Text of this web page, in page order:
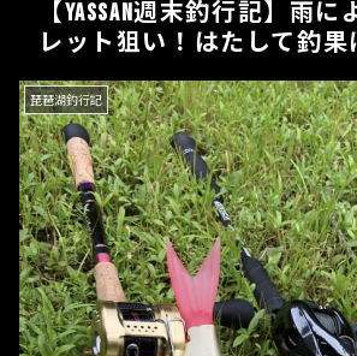
【yassan週末釣行記】雨に
レット狙い！はたして釣果
琵琶湖釣行記